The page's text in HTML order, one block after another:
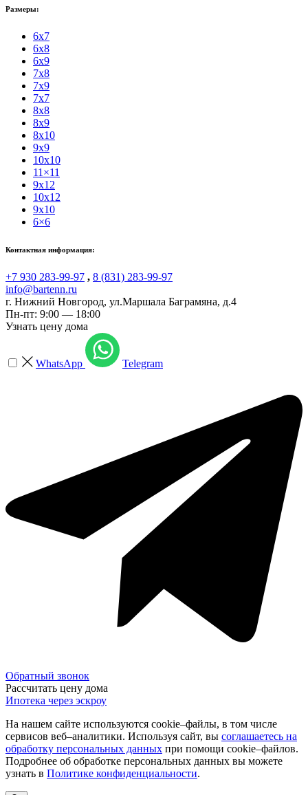
Размеры:
6x7
6x8
6x9
7x8
7x9
7x7
8x8
8x9
8x10
9x9
10x10
11×11
9x12
10x12
9x10
6×6
Контактная информация:
+7 930 283-99-97 , 8 (831) 283-99-97
info@bartenn.ru
г. Нижний Новгород, ул.Маршала Баграмяна, д.4
Пн-пт: 9:00 — 18:00
Узнать цену дома
WhatsApp Telegram
Обратный звонок
Рассчитать цену дома
Ипотека через эскроу
На нашем сайте используются cookie–файлы, в том числе
сервисов веб–аналитики. Используя сайт, вы соглашаетесь на
обработку персональных данных при помощи cookie–файлов.
Подробнее об обработке персональных данных вы можете
узнать в Политике конфиденциальности.